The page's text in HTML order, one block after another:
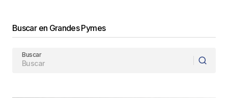
Buscar en Grandes Pymes
Buscar